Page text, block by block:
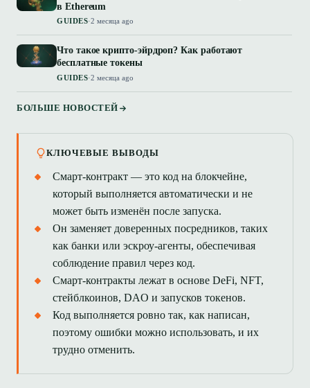
в Ethereum
GUIDES·2 месяца ago
Что такое крипто-эйрдроп? Как работают
бесплатные токены
GUIDES·2 месяца ago
БОЛЬШЕ НОВОСТЕЙ
КЛЮЧЕВЫЕ ВЫВОДЫ
Смарт-контракт — это код на блокчейне,
который выполняется автоматически и не
может быть изменён после запуска.
Он заменяет доверенных посредников, таких
как банки или эскроу-агенты, обеспечивая
соблюдение правил через код.
Смарт-контракты лежат в основе DeFi, NFT,
стейблкоинов, DAO и запусков токенов.
Код выполняется ровно так, как написан,
поэтому ошибки можно использовать, и их
трудно отменить.